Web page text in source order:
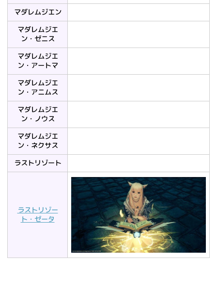
マダレムジエン
マダレムジエ
ン・ゼニス
マダレムジエ
ン・アートマ
マダレムジエ
ン・アニムス
マダレムジエ
ン・ノウス
マダレムジエ
ン・ネクサス
ラストリゾート
ラストリゾー
ト・ゼータ